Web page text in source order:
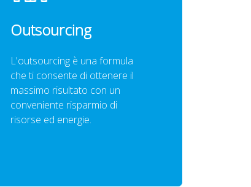
Outsourcing
L'outsourcing è una formula
che ti consente di ottenere il
massimo risultato con un
conveniente risparmio di
risorse ed energie.